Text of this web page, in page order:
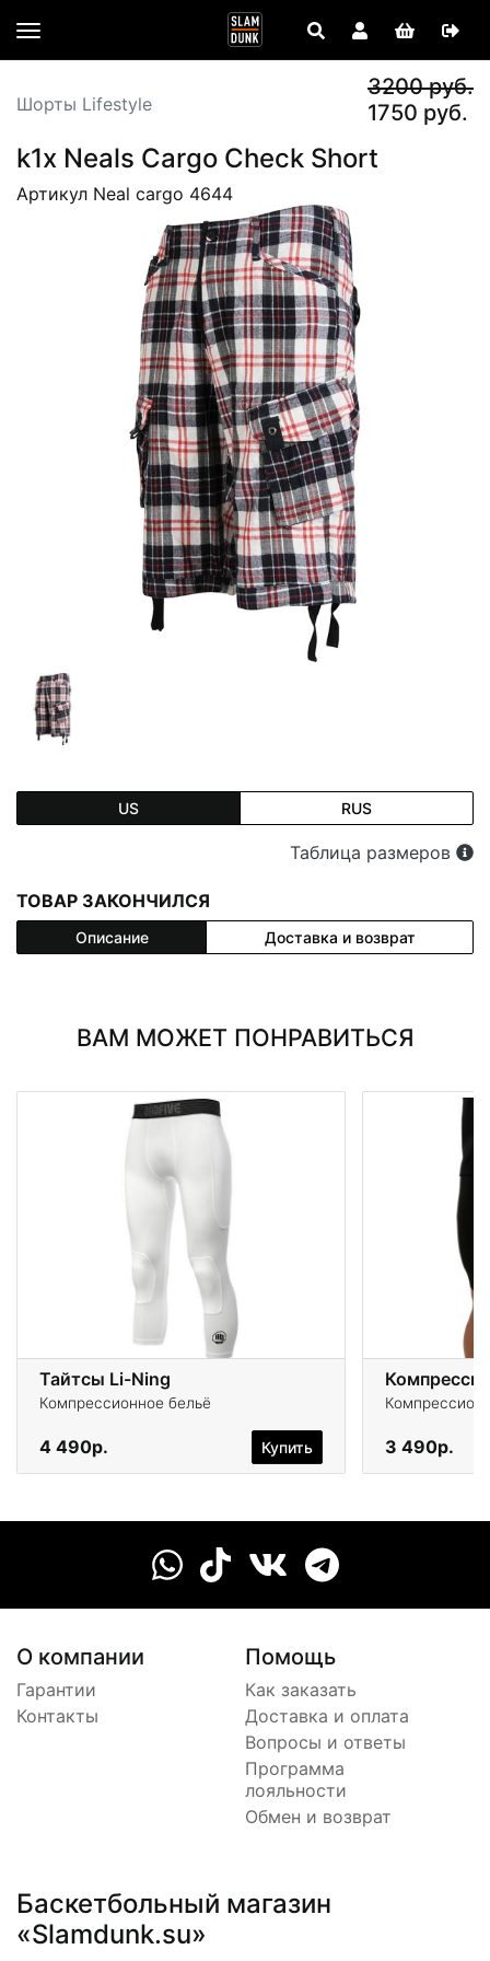
Шорты Lifestyle
3200 руб.
1750 руб.
k1x Neals Cargo Check Short
Артикул Neal cargo 4644
US RUS
Таблица размеров
ТОВАР ЗАКОНЧИЛСЯ
Описание Доставка и возврат
ВАМ МОЖЕТ ПОНРАВИТЬСЯ
Тайтсы Li-Ning
Компрессионное бельё
4 490р. Купить 3 490р.
О компании
Гарантии
Контакты
Помощь
Как заказать
Доставка и оплата
Вопросы и ответы
Программа
лояльности
Обмен и возврат
Баскетбольный магазин
«Slamdunk.su»